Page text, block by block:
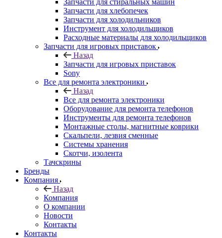
Запчасти для стиральных машин
Запчасти для хлебопечек
Запчасти для холодильников
Инструмент для холодильщиков
Расходные материалы для холодильщиков
Запчасти для игровых приставок
Назад
Запчасти для игровых приставок
Sony
Все для ремонта электроники
Назад
Все для ремонта электроники
Оборудование для ремонта телефонов
Инструменты для ремонта телефонов
Монтажные столы, магнитные коврики
Скальпели, лезвия сменные
Системы хранения
Скотчи, изолента
Тачскрины
Бренды
Компания
Назад
Компания
О компании
Новости
Контакты
Контакты